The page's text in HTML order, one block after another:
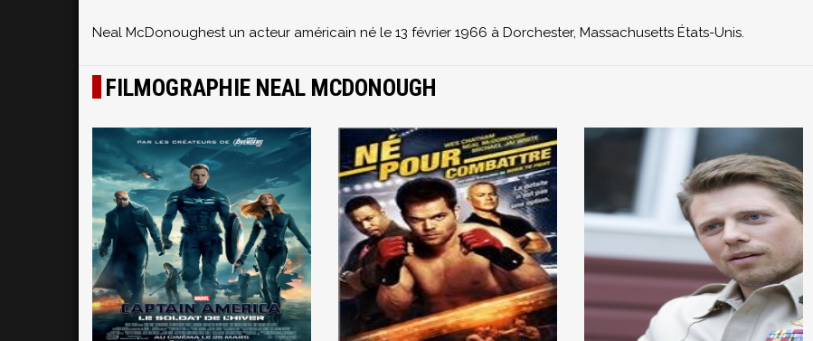
Neal McDonoughest un acteur américain né le 13 février 1966 à Dorchester, Massachusetts États-Unis.
FILMOGRAPHIE NEAL MCDONOUGH